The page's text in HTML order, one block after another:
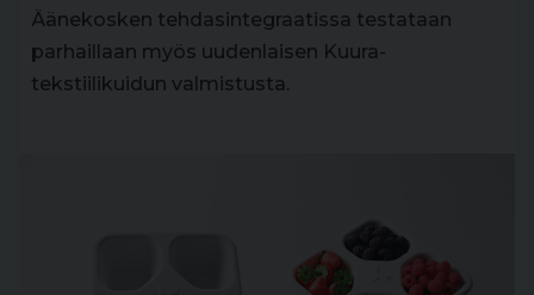
Äänekosken tehdasintegraatissa testataan
parhaillaan myös uudenlaisen Kuura-
tekstiilikuidun valmistusta.